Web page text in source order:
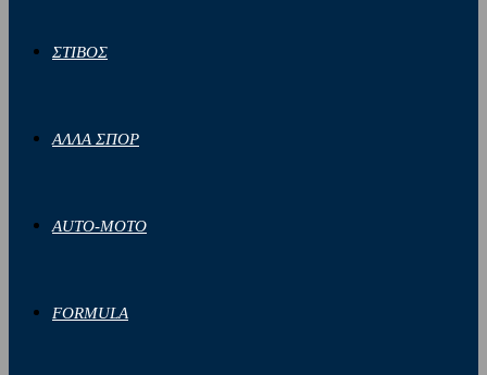
ΣΤΙΒΟΣ
ΑΛΛΑ ΣΠΟΡ
AUTO-MOTO
FORMULA